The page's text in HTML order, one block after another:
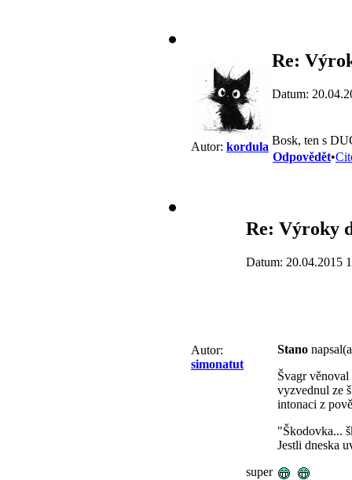
Autor: kordula
Re:
Datum:
Bosk, ten s
Odpovědět•
Autor:
simonatut
Re: Výroky
Datum: 20.04.2015
Stano
Švagr
vyzvednul ze
intonaci z
"Škodovka...
Jestli dneska
super